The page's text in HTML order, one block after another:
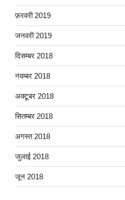
फ़रवरी 2019
जनवरी 2019
दिसम्बर 2018
नवम्बर 2018
अक्टूबर 2018
सितम्बर 2018
अगस्त 2018
जुलाई 2018
जून 2018